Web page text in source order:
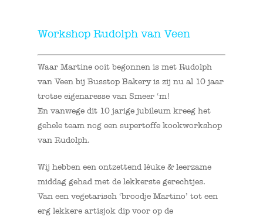
Workshop Rudolph van Veen
Waar Martine ooit begonnen is met Rudolph
van Veen bij Busstop Bakery is zij nu al 10 jaar
trotse eigenaresse van Smeer ‘m!
En vanwege dit 10 jarige jubileum kreeg het
gehele team nog een supertoffe kookworkshop
van Rudolph.
Wij hebben een ontzettend léuke & leerzame
middag gehad met de lekkerste gerechtjes.
Van een vegetarisch ‘broodje Martino’ tot een
erg lekkere artisjok dip voor op de